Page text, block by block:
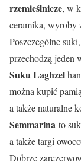
rzemieślnicze, w
ceramika, wyroby
Poszczególne
przechodzą jeden
Suku Laghzel
można kupić
a także naturalne
Semmarina to
a także targi
Dobrze